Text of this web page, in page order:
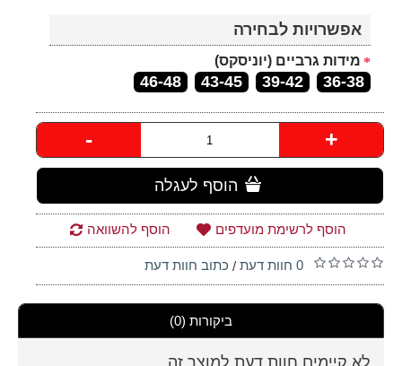
אפשרויות לבחירה
מידות גרביים (יוניסקס)
36-38
39-42
43-45
46-48
- +
הוסף לעגלה
הוסף לרשימת מועדפים הוסף להשוואה
0 חוות דעת / כתוב חוות דעת
ביקורות (0)
לא קיימים חוות דעת למוצר זה